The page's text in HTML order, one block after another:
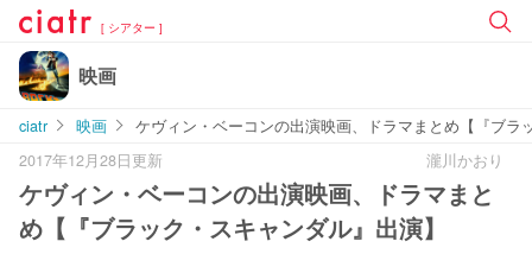
[ シアター ]
映画
ciatr 映画
ケヴィン・ベーコンの出演映画、ドラマまとめ【『ブラ
2017年12月28日更新
瀧川かおり
ケヴィン・ベーコンの出演映画、ドラマまと
め【『ブラック・スキャンダル』出演】